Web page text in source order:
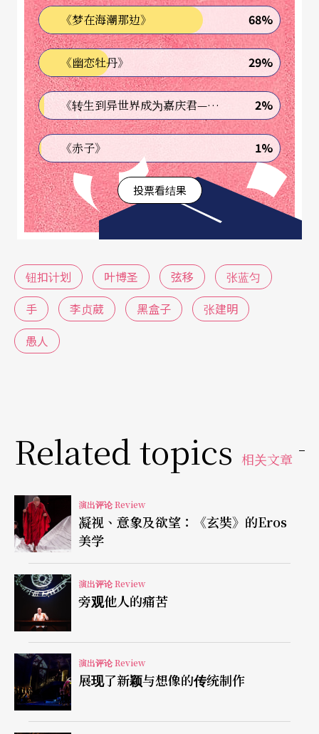
身，而在桌面及至边缘的接触、跌落、攀附，致桌
身又一如琴身。人身与巨大的琴身，很容易令人联
想到薛西弗斯与其命运的巨石。确实，叶博圣的演
绎中，始终弥漫有一种存在之境遇和情绪，某些抽
动如急切之弦，双手缘桌沿将自己勉力撑持起；在
此由道具画分出的空间感相当显著，但在作品的发
展中，却未构成进一步明确的意义。而人身之声，
相当程度无法不依附在琴弦的情绪张力之中。
张蓝匀《手》 专注在手的动作可能性
《手》自漆黑中启亮的一盏夜灯微光照亮的手开
始。这支张蓝匀辅以罗凡概念及动作设计的作品，
擅用了各种形式的光源，开场一盏光将深处墙面斜
触、拉扯、游移、安抚；手是脸之表情外借以示意
最重要的身体部分，她说，如此抚触过前臂、上
或是从身侧，或绕至身后，纠扯著身上发肤般的衣
服。《手》专注在手的动作可能性上，并借由与衣
服、与灯具等物件间的关系更加以突出。张蓝匀将
倾倒的方形夜灯穿过双腿之间，像是一辆旅路上的
客车穿梭出隧道。尾声，在连串动作之后，舞者走
近墙面，因背光而散发著光晕的止息。
李贞葳《黑盒子》 关于束缚与挣扎的故事
换场演出《黑盒子》时，手捧著各式物件的舞者在
《梦在海潮那边》 68%
《幽恋牡丹》 29%
《转生到异世界成为嘉庆君—发现我的祖先是诈骗集团!?》 2%
《赤子》 1%
投票看结果
钮扣计划 叶博圣 弦移
张蓝匀
手
李贞葳 黑盒子
张建明
愚人
Related topics 相关文章
演出评论 Review
凝视、意象及欲望：《玄奘》的Eros
美学
演出评论 Review
旁观他人的痛苦
演出评论 Review
展现了新颖与想像的传统制作